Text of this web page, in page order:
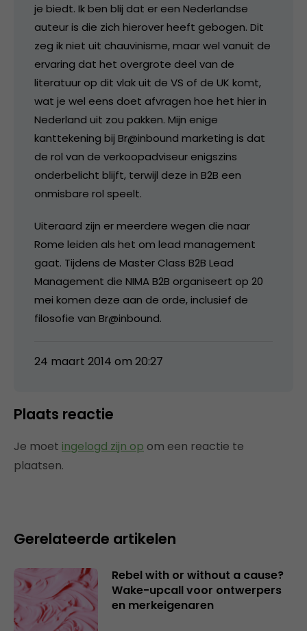
je biedt. Ik ben blij dat er een Nederlandse
auteur is die zich hierover heeft gebogen. Dit
zeg ik niet uit chauvinisme, maar wel vanuit de
ervaring dat het overgrote deel van de
literatuur op dit vlak uit de VS of de UK komt,
wat je wel eens doet afvragen hoe het hier in
Nederland uit zou pakken. Mijn enige
kanttekening bij Br@inbound marketing is dat
de rol van de verkoopadviseur enigszins
onderbelicht blijft, terwijl deze in B2B een
onmisbare rol speelt.
Uiteraard zijn er meerdere wegen die naar
Rome leiden als het om lead management
gaat. Tijdens de Master Class B2B Lead
Management die NIMA B2B organiseert op 20
mei komen deze aan de orde, inclusief de
filosofie van Br@inbound.
24 maart 2014 om 20:27
Plaats reactie
Je moet ingelogd zijn op om een reactie te
plaatsen.
Gerelateerde artikelen
Rebel with or without a cause?
Wake-upcall voor ontwerpers
en merkeigenaren